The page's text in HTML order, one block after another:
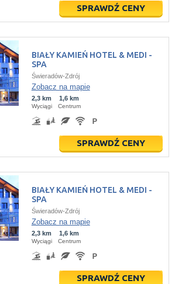
SPRAWDŹ CENY
BIAŁY KAMIEŃ HOTEL & MEDI -
SPA
Świeradów-Zdrój
Zobacz na mapie
2,3 km
Wyciągi
1,6 km
Centrum
SPRAWDŹ CENY
BIAŁY KAMIEŃ HOTEL & MEDI -
SPA
Świeradów-Zdrój
Zobacz na mapie
2,3 km
Wyciągi
1,6 km
Centrum
SPRAWDŹ CENY